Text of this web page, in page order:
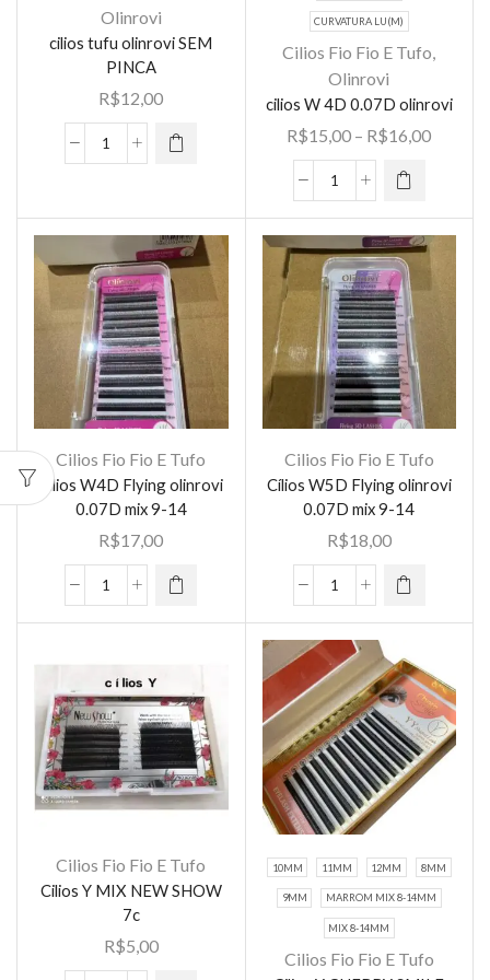
Olinrovi
cilios tufu olinrovi SEM
PINCA
R$12,00
cilios
SEM
PINCA
quantidade
Este
produto
tem várias
variantes.
As opções
podem ser
do
produto
CURVATURA LU(M)
Cilios Fio Fio E Tufo
Olinrovi
cilios W 4D 0.07D olinrovi
R$15,00 – R$16,00Faixa
através
cilios
W
4D
0.07D
olinrovi
quantidade
Este
produto
tem várias
variantes.
As opções
podem ser
escolhidas
na página
do
produto
Cilios Fio Fio E Tufo
Cílios W4D Flying olinrovi
0.07D mix 9-14
R$17,00
Cílios
W4D
olinrovi
0.07D
mix
9-
14
quantidade
Cilios Fio Fio E Tufo
Cílios W5D Flying olinrovi
0.07D mix 9-14
R$18,00
Cílios
W5D
Flying
olinrovi
0.07D
mix
9-
14
quantidade
Cilios Fio Fio E Tufo
Cilios Y MIX NEW SHOW
7c
R$5,00
10MM 11MM 12MM 8MM
9MM MARROM MIX 8-14MM
MIX 8-14MM
Cilios Fio Fio E Tufo
Este